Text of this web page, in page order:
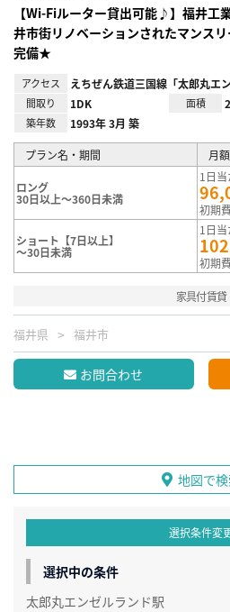
【Wi-Fiルーター貸出可能♪】福井
井市街リノベーションされたマンス
完備★
アクセス えちぜん鉄道三国線「太郎丸エ
間取り 1DK 面積
築年数 1993年 3月 築
プラン名・期間 月
ロング
30日以上～360日未満
1日
初期
ショート【7日以上】
～30日未満
1日
初期
家具付賃貸
福井県 福井市
お問合わせ
地図で
選択条件変
選択中の条件
太郎丸エンゼルランド駅